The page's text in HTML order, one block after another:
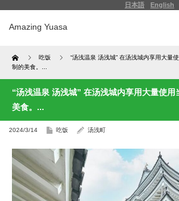
English
日本語
Amazing Yuasa
Home 吃饭
“汤浅温泉 汤浅城” 在汤浅城内享用大量
制的美食。...
“汤浅温泉 汤浅城” 在汤浅城内享用大量使
美食。...
2024/3/14 吃饭 汤浅町